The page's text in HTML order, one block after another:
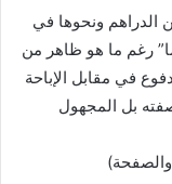
ونحوها في
رغم ما هو ظاهر من
في مقابل الإباحة
بل المجهول